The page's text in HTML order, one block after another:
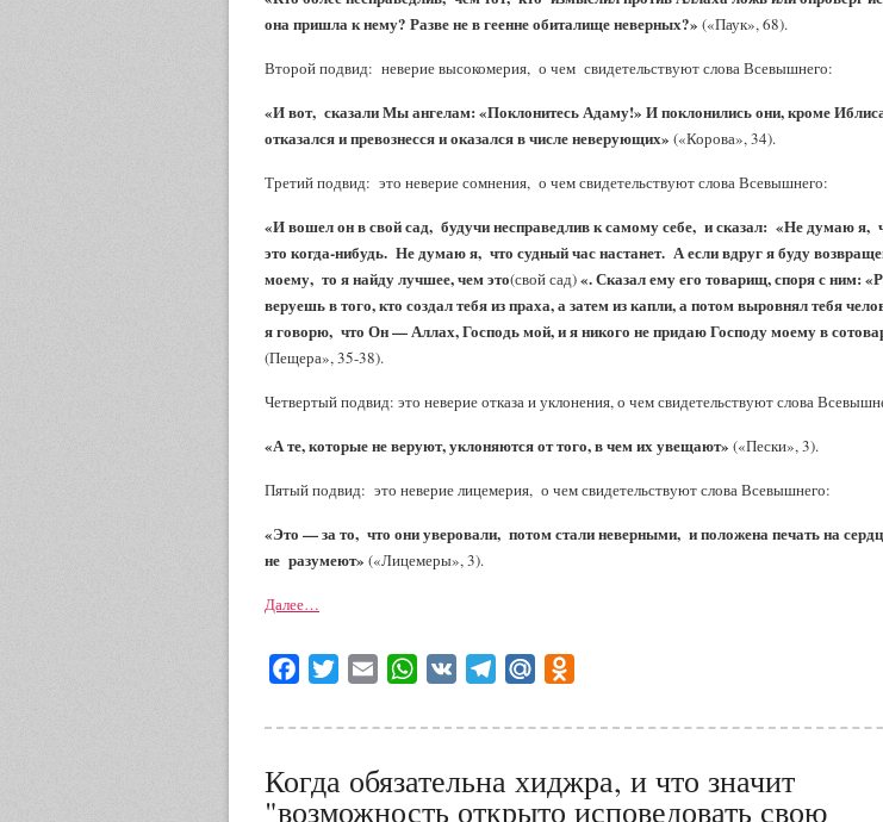
она пришла к нему? Разве не в геенне обиталище неверных?» («Паук», 68).
Второй подвид: неверие высокомерия, о чем свидетельствуют слова Всевышнего:
«И вот, сказали Мы ангелам: «Поклонитесь Адаму!» И поклонились они, кроме
отказался и превознесся и оказался в числе неверующих» («Корова», 34).
Третий подвид: это неверие сомнения, о чем свидетельствуют слова Всевышнего:
«И вошел он в свой сад, будучи несправедлив к самому себе, и сказал: «Не думаю я,
это когда-нибудь. Не думаю я, что судный час настанет. А если вдруг я буду
моему, то я найду лучшее, чем это(свой сад)«. Сказал ему его товарищ, споря с ним:
веруешь в того, кто создал тебя из праха, а затем из капли, а потом выровнял тебя
я говорю, что Он — Аллах, Господь мой, и я никого не придаю Господу моему в
(Пещера», 35-38).
Четвертый подвид: это неверие отказа и уклонения, о чем свидетельствуют слова
«А те, которые не веруют, уклоняются от того, в чем их увещают» («Пески», 3).
Пятый подвид: это неверие лицемерия, о чем свидетельствуют слова Всевышнего:
«Это — за то, что они уверовали, потом стали неверными, и положена печать на
не разумеют» («Лицемеры», 3).
Далее…
Facebook
Twitter Email WhatsApp
VK TelegramMail.Ru
Когда обязательна хиджра, и что значит
"возможность открыто исповедовать свою